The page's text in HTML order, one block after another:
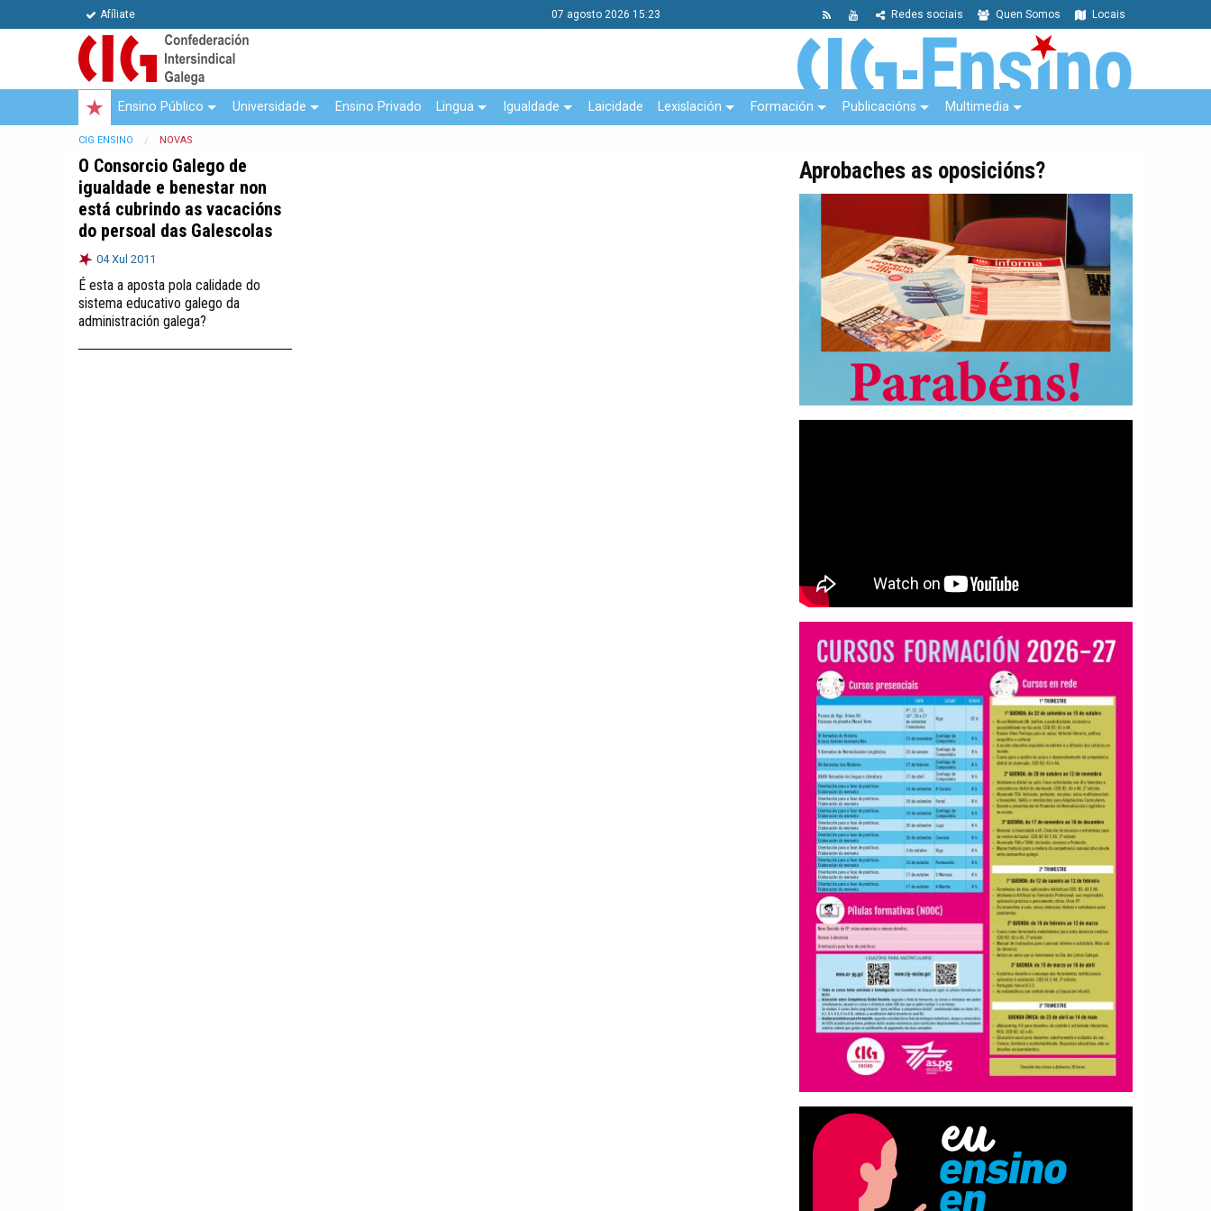
Afíliate 07 agosto 2026 15:23 Locais
Quen Somos
Redes sociais
Ensino Público Universidade Ensino Privado Lingua Igualdade Laicidade Lexislación Formación Publicacións Multimedia
CIG ENSINO NOVAS
O Consorcio Galego de
igualdade e benestar non
está cubrindo as vacacións
do persoal das Galescolas
04 Xul 2011
É esta a aposta pola calidade do
sistema educativo galego da
administración galega?
Aprobaches as oposicións?